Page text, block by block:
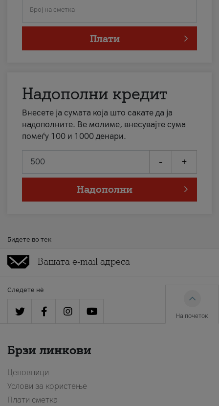
Број на сметка
Плати
Надополни кредит
Внесете ја сумата која што сакате да ја
надополните. Ве молиме, внесувајте сума
помеѓу 100 и 1000 денари.
- +
Надополни
Бидете во тек
Следете нè
На почеток
Брзи линкови
Ценовници
Услови за користење
Плати сметка